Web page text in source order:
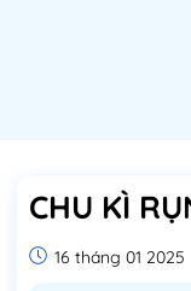
CHU KÌ
16 tháng 01 2025